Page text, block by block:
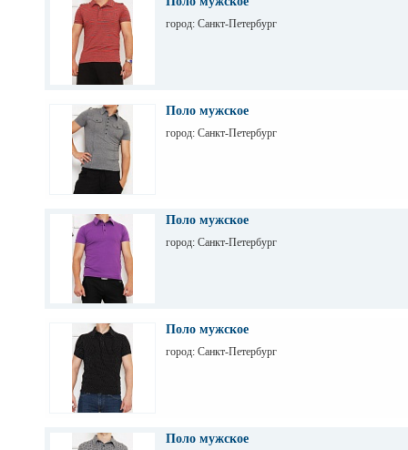
город: Санкт-Петербург
Поло мужское
город: Санкт-Петербург
Поло мужское
город: Санкт-Петербург
Поло мужское
город: Санкт-Петербург
Поло мужское